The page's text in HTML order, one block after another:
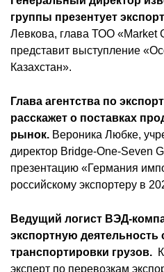
группы презентует
Левкова, глава ТОО «Market
представит выступление
Казахстан».
Глава агентства по
расскажет о поставках
рынок. Вероника Любке,
директор Bridge-One-Seven
презентацию «Германия
российскому экспортеру в
Ведущий логист ВЭД-
экспортную деятельность
транспортировки грузов.
эксперт по перевозкам